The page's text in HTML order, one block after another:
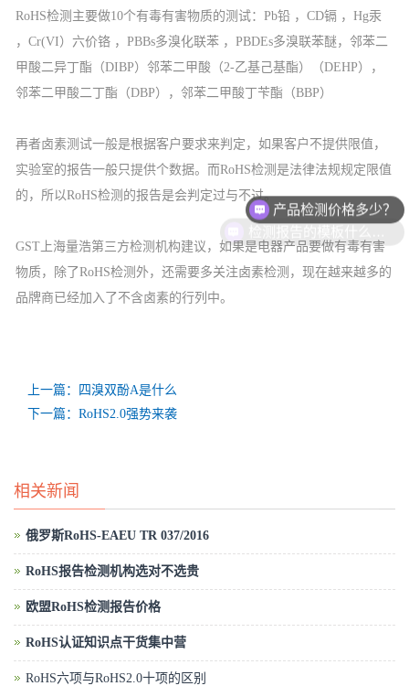
RoHS检测主要做10个有毒有害物质的测试：Pb铅 ，CD镉 ，Hg汞
，Cr(VI）六价铬 ，PBBs多溴化联苯 ，PBDEs多溴联苯醚，邻苯二
甲酸二异丁酯（DIBP）邻苯二甲酸（2-乙基己基酯）（DEHP），
邻苯二甲酸二丁酯（DBP），邻苯二甲酸丁苄酯（BBP）
再者卤素测试一般是根据客户要求来判定，如果客户不提供限值，
实验室的报告一般只提供个数据。而RoHS检测是法律法规规定限值
的，所以RoHS检测的报告是会判定过与不过。
GST上海量浩第三方检测机构建议，如果是电器产品要做有毒有害
物质，除了RoHS检测外，还需要多关注卤素检测，现在越来越多的
品牌商已经加入了不含卤素的行列中。
上一篇：四溴双酚A是什么
下一篇：RoHS2.0强势来袭
相关新闻
俄罗斯RoHS-EAEU TR 037/2016
RoHS报告检测机构选对不选贵
欧盟RoHS检测报告价格
RoHS认证知识点干货集中营
RoHS六项与RoHS2.0十项的区别
检测报告的模板什么样？